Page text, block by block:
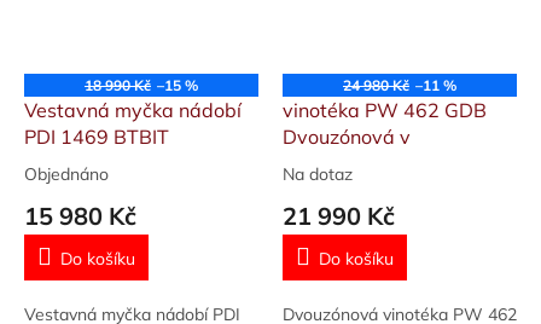
18 990 Kč –15 %
Vestavná myčka nádobí
PDI 1469 BTBIT
Průměrné
produktu
5,0
5
Objednáno
15 980 Kč
Do košíku
Vestavná myčka nádobí PDI
24 980 Kč –11 %
vinotéka PW 462 GDB
Dvouzónová v
Průměrné
produktu
5,0
5
Na dotaz
21 990 Kč
Do košíku
Dvouzónová vinotéka PW 462